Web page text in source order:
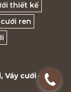
thiết kế
ren
cưới đẹp.